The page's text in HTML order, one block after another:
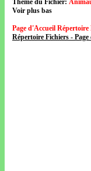
Thème du Fichier:
Voir plus bas
Page d'Accueil
Répertoire Fichiers -